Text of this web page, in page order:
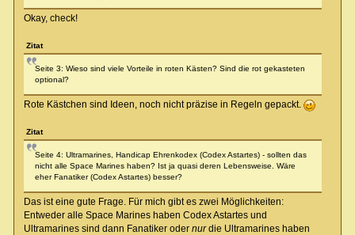
Okay, check!
Zitat
Seite 3: Wieso sind viele Vorteile in roten Kästen? Sind die rot gekasteten
optional?
Rote Kästchen sind Ideen, noch nicht präzise in Regeln gepackt.
Zitat
Seite 4: Ultramarines, Handicap Ehrenkodex (Codex Astartes) - sollten das
nicht alle Space Marines haben? Ist ja quasi deren Lebensweise. Wäre
eher Fanatiker (Codex Astartes) besser?
Das ist eine gute Frage. Für mich gibt es zwei Möglichkeiten:
Entweder alle Space Marines haben Codex Astartes und
Ultramarines sind dann Fanatiker oder nurdie Ultramarines haben